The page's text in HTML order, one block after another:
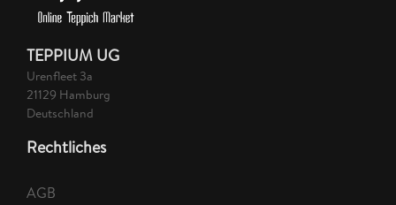
TEPPIUM UG
Urenfleet 3a
21129 Hamburg
Deutschland
Rechtliches
AGB